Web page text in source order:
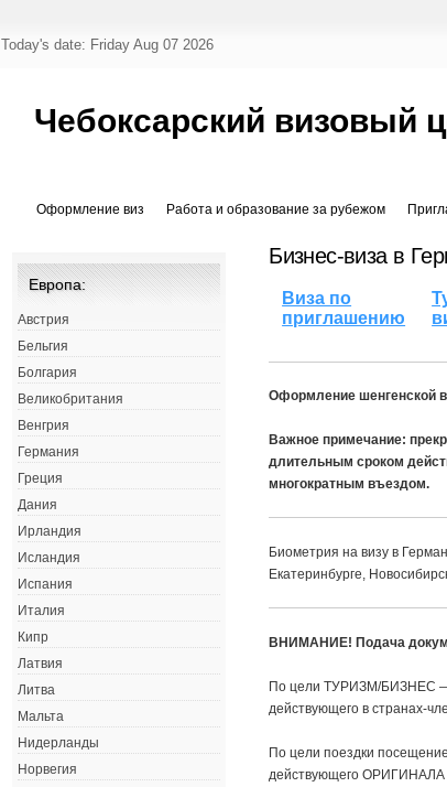
Today's date: Friday Aug 07 2026
Чебоксарский визовый
Оформление виз Работа и образование за рубежом
Бизнес-виза в
Виза по
приглашению
Оформление шенгенской
Важное примечание:
длительным сроком
многократным въездом.
Биометрия на визу в
Екатеринбурге,
ВНИМАНИЕ! Подача
По цели ТУРИЗМ/БИЗНЕС —
действующего в странах-
По цели поездки
действующего ОРИГИНАЛА
Европа:
Австрия
Бельгия
Болгария
Великобритания
Венгрия
Германия
Греция
Дания
Ирландия
Исландия
Испания
Италия
Кипр
Латвия
Литва
Мальта
Нидерланды
Норвегия